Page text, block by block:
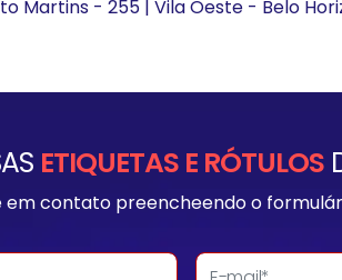
Martins - 255 | Vila Oeste - Belo
ETIQUETAS E RÓTULOS
em contato preencheendo o